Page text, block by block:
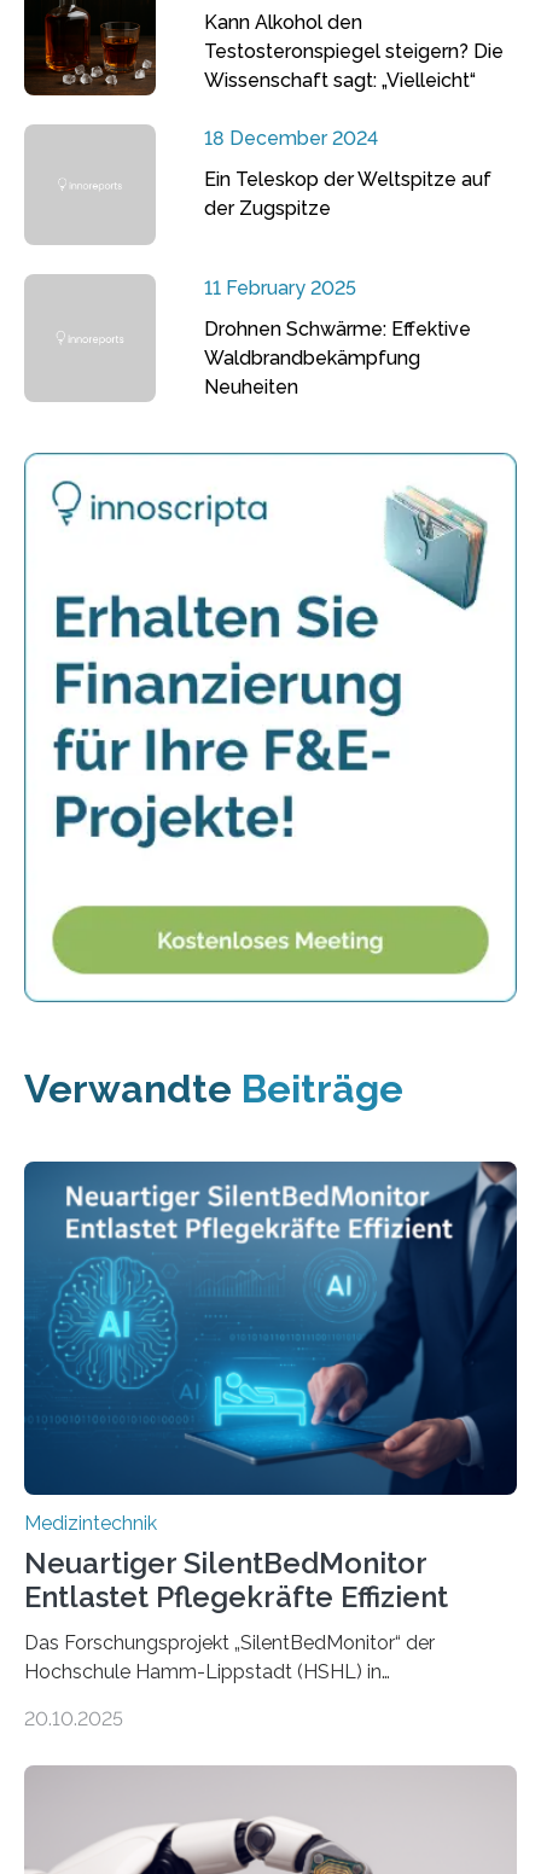
Kann Alkohol den
Testosteronspiegel steigern? Die
Wissenschaft sagt: „Vielleicht“
18 December 2024
Ein Teleskop der Weltspitze auf
der Zugspitze
11 February 2025
Drohnen Schwärme: Effektive
Waldbrandbekämpfung
Neuheiten
Verwandte Beiträge
Medizintechnik
Neuartiger SilentBedMonitor
Entlastet Pflegekräfte Effizient
Das Forschungsprojekt „SilentBedMonitor“ der
Hochschule Hamm-Lippstadt (HSHL) in
auf Personen ab, die bettlägerig sind oder in ihrer
Entwicklung der Sensorik und Datenübertragung. Die
HSHL verantwortet die wissenschaftliche Begleitung
20.10.2025